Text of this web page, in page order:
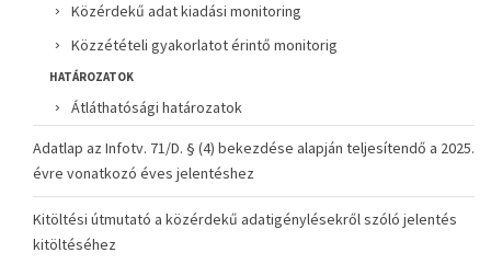
Közérdekű adat kiadási monitoring
Közzétételi gyakorlatot érintő monitorig
HATÁROZATOK
Átláthatósági határozatok
Adatlap az Infotv. 71/D. § (4) bekezdése alapján teljesítendő a 2025.
évre vonatkozó éves jelentéshez
Kitöltési útmutató a közérdekű adatigénylésekről szóló jelentés
kitöltéséhez